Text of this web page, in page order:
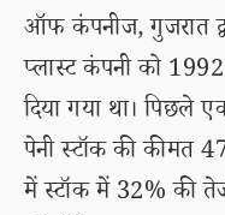
ऑफ कंपनीज, गुजरात
प्लास्ट कंपनी को
दिया गया था। पिछले
पेनी स्टॉक की कीमत
में स्टॉक में 32% की